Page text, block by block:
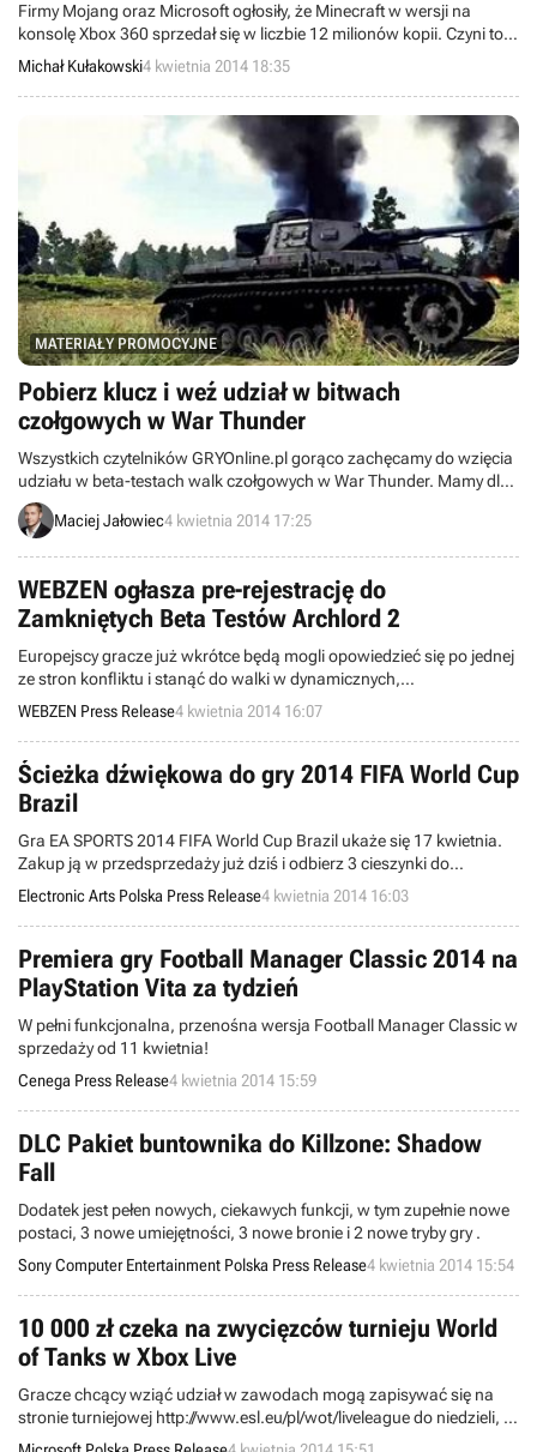
Firmy Mojang oraz Microsoft ogłosiły, że Minecraft w wersji na
konsolę Xbox 360 sprzedał się w liczbie 12 milionów kopii. Czyni to z
niego jedną z najpopularniejszych produkcji w historii na tej
platformie sprzętowej. Gra, która dostępna jest w tradycyjnej i
cyfrowej dystrybucji, trafiła na Xboksa w maju 2012 roku.
Michał Kułakowski4 kwietnia 2014 18:35
MATERIAŁY PROMOCYJNE
Pobierz klucz i weź udział w bitwach
czołgowych w War Thunder
Wszystkich czytelników GRYOnline.pl gorąco zachęcamy do wzięcia
udziału w beta-testach walk czołgowych w War Thunder. Mamy dla
Was unikalne klucze, dzięki którym będziecie mogli sami sprawdzić,
jak czołgi wyglądają w akcji. Dodatkowo, zachęcamy Was również
Maciej Jałowiec4 kwietnia 2014 17:25
WEBZEN ogłasza pre-rejestrację do
Zamkniętych Beta Testów Archlord 2
Europejscy gracze już wkrótce będą mogli opowiedzieć się po jednej
ze stron konfliktu i stanąć do walki w dynamicznych,
wieloosobowych bitwach PvP.
WEBZEN Press Release4 kwietnia 2014 16:07
Ścieżka dźwiękowa do gry 2014 FIFA World Cup
Brazil
Gra EA SPORTS 2014 FIFA World Cup Brazil ukaże się 17 kwietnia.
Zakup ją w przedsprzedaży już dziś i odbierz 3 cieszynki do
odblokowania w grze.
Electronic Arts Polska Press Release4 kwietnia 2014 16:03
Premiera gry Football Manager Classic 2014 na
PlayStation Vita za tydzień
W pełni funkcjonalna, przenośna wersja Football Manager Classic w
sprzedaży od 11 kwietnia!
Cenega Press Release4 kwietnia 2014 15:59
DLC Pakiet buntownika do Killzone: Shadow
Fall
Dodatek jest pełen nowych, ciekawych funkcji, w tym zupełnie nowe
postaci, 3 nowe umiejętności, 3 nowe bronie i 2 nowe tryby gry .
Sony Computer Entertainment Polska Press Release4 kwietnia 2014 15:54
10 000 zł czeka na zwycięzców turnieju World
of Tanks w Xbox Live
Gracze chcący wziąć udział w zawodach mogą zapisywać się na
stronie turniejowej http://www.esl.eu/pl/wot/liveleague do niedzieli, 6
kwietnia 2014.